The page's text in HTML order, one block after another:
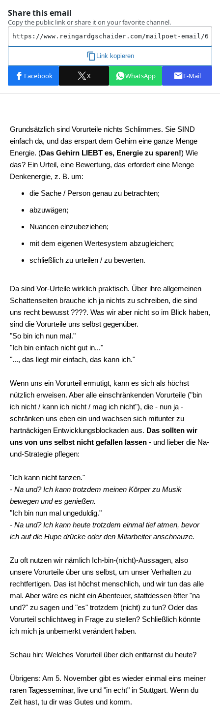
Grundsätzlich sind Vorurteile nichts Schlimmes. Sie SIND
einfach da, und das erspart dem Gehirn eine ganze Menge
Energie. (Das Gehirn LIEBT es, Energie zu sparen!) Wie
das? Ein Urteil, eine Bewertung, das erfordert eine Menge
Denkenergie, z. B. um:
die Sache / Person genau zu betrachten;
abzuwägen;
Nuancen einzubeziehen;
mit dem eigenen Wertesystem abzugleichen;
schließlich zu urteilen / zu bewerten.
Da sind Vor-Urteile wirklich praktisch. Über ihre allgemeinen
Schattenseiten brauche ich ja nichts zu schreiben, die sind
uns recht bewusst ????. Was wir aber nicht so im Blick haben,
sind die Vorurteile uns selbst gegenüber.
"So bin ich nun mal."
"Ich bin einfach nicht gut in..."
"..., das liegt mir einfach, das kann ich."
Wenn uns ein Vorurteil ermutigt, kann es sich als höchst
nützlich erweisen. Aber alle einschränkenden Vorurteile ("bin
ich nicht / kann ich nicht / mag ich nicht"), die - nun ja -
schränken uns eben ein und wachsen sich mitunter zu
hartnäckigen Entwicklungsblockaden aus. Das sollten wir
uns von uns selbst nicht gefallen lassen - und lieber die Na-
und-Strategie pflegen:
"Ich kann nicht tanzen."
- Na und? Ich kann trotzdem meinen Körper zu Musik
bewegen und es genießen.
"Ich bin nun mal ungeduldig."
- Na und? Ich kann heute trotzdem einmal tief atmen, bevor
ich auf die Hupe drücke oder den Mitarbeiter anschnauze.
Zu oft nutzen wir nämlich Ich-bin-(nicht)-Aussagen, also
unsere Vorurteile über uns selbst, um unser Verhalten zu
rechtfertigen. Das ist höchst menschlich, und wir tun das alle
mal. Aber wäre es nicht ein Abenteuer, stattdessen öfter "na
und?" zu sagen und "es" trotzdem (nicht) zu tun? Oder das
Vorurteil schlichtweg in Frage zu stellen? Schließlich könnte
ich mich ja unbemerkt verändert haben.
Schau hin: Welches Vorurteil über dich enttarnst du heute?
Übrigens: Am 5. November gibt es wieder einmal eins meiner
raren Tagesseminar, live und "in echt" in Stuttgart. Wenn du
Zeit hast, tu dir was Gutes und komm.